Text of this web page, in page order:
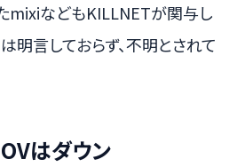
mixiなどもKILLNETが関与し
明言しておらず、不明とされて
はダウン